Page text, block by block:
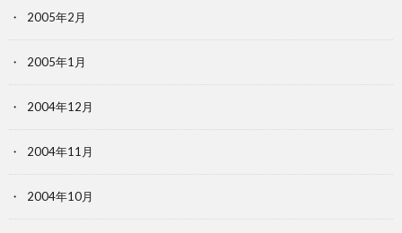
2005年2月
2005年1月
2004年12月
2004年11月
2004年10月